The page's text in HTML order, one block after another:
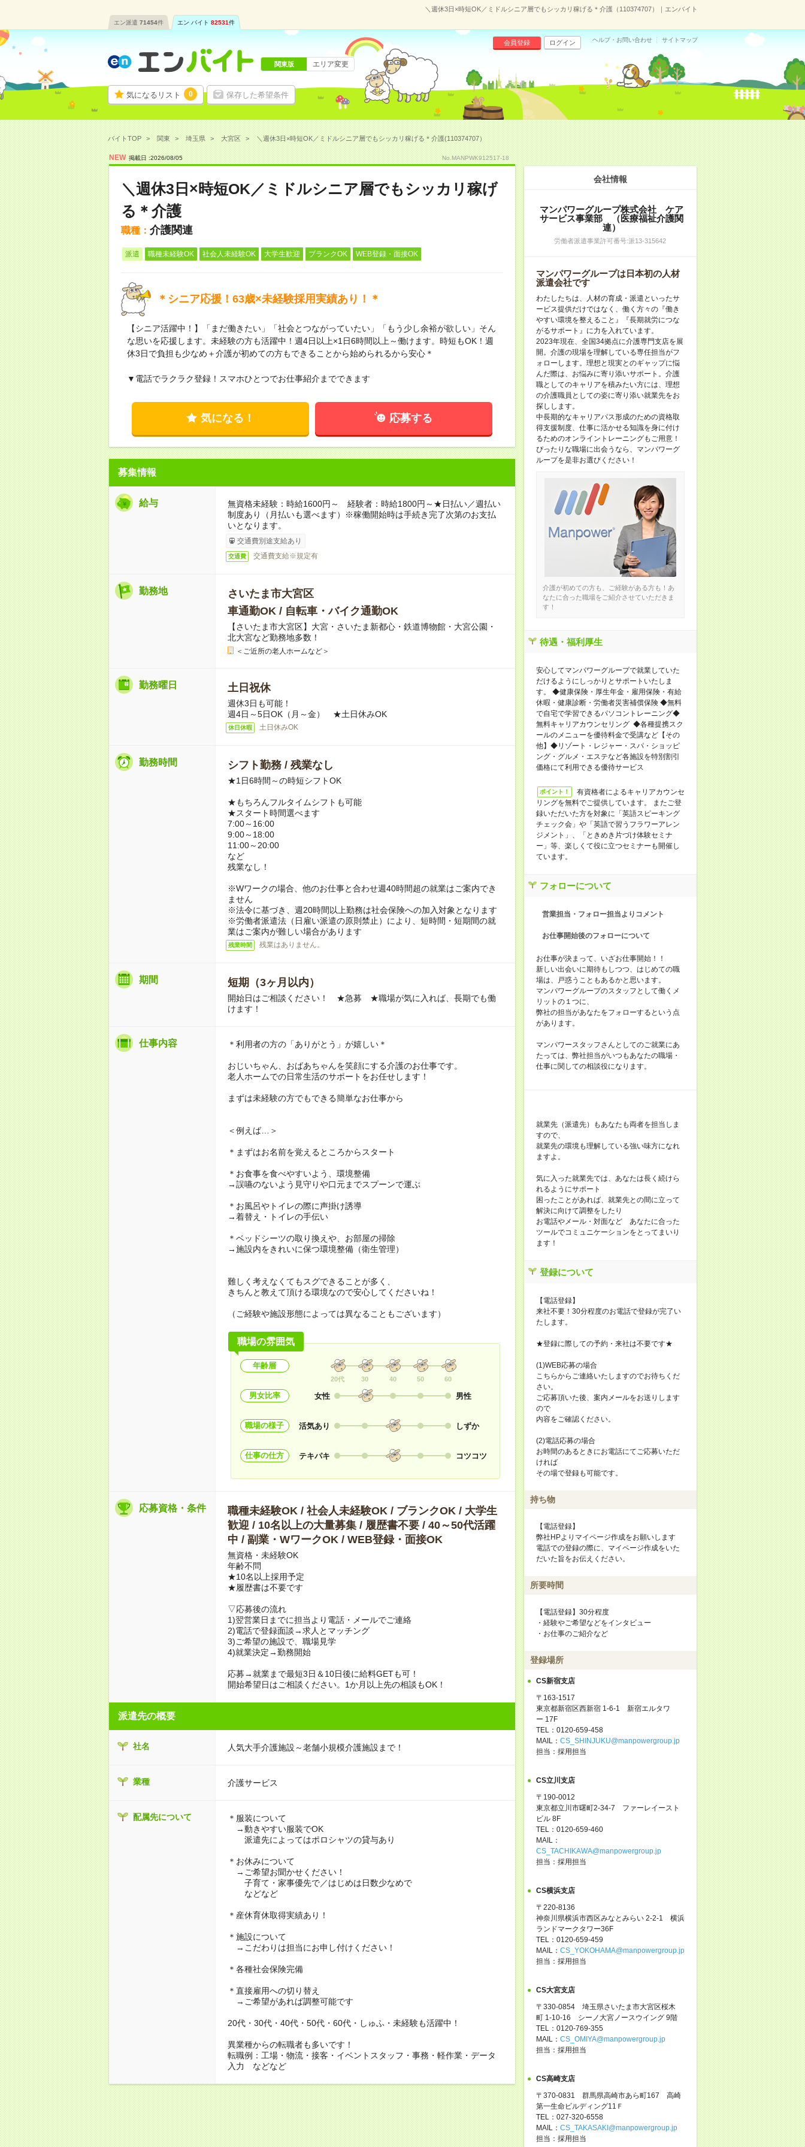
＼週休3日×時短OK／ミドルシニア層でもシッカリ稼げる＊介護（110374707）｜エンバイト
エン派遣 71454件 エン バイト 82531件
気になるリスト 0 保存した希望条件
会員登録 ログイン ヘルプ・お問い合わせ サイトマップ
関東版 エリア変更
バイトTOP 関東 埼玉県 大宮区 ＼週休3日×時短OK／ミドルシニア層でもシッカリ稼げる＊介護(110374707）
NEW 掲載日 :2026/08/05 No.MANPWK912517-18
＼週休3日×時短OK／ミドルシニア層でもシッカリ稼げ
る＊介護
職種： 介護関連
派遣 職種未経験OK 社会人未経験OK 大学生歓迎 ブランクOK WEB登録・面接OK
＊シニア応援！63歳×未経験採用実績あり！＊
【シニア活躍中！】「まだ働きたい」「社会とつながっていたい」「もう少し余裕が欲しい」そん
な思いを応援します。未経験の方も活躍中！週4日以上×1日6時間以上～働けます。時短もOK！週
休3日で負担も少なめ＋介護が初めての方もできることから始められるから安心＊
▼電話でラクラク登録！スマホひとつでお仕事紹介までできます
気になる！ 応募する
募集情報
給与
無資格未経験：時給1600円～ 経験者：時給1800円～★日払い／週払い
制度あり（月払いも選べます）※稼働開始時は手続き完了次第のお支払
いとなります。
交通費別途支給あり
交通費 交通費支給※規定有
勤務地
さいたま市大宮区
車通勤OK / 自転車・バイク通勤OK
【さいたま市大宮区】大宮・さいたま新都心・鉄道博物館・大宮公園・
北大宮など勤務地多数！
＜ご近所の老人ホームなど＞
勤務曜日 土日祝休
週休3日も可能！
週4日～5日OK（月～金） ★土日休みOK
休日休暇 土日休みOK
勤務時間 シフト勤務 / 残業なし
★1日6時間～の時短シフトOK
★もちろんフルタイムシフトも可能
★スタート時間選べます
7:00～16:00
9:00～18:00
11:00～20:00
など
残業なし！
※Wワークの場合、他のお仕事と合わせ週40時間超の就業はご案内でき
ません
※法令に基づき、週20時間以上勤務は社会保険への加入対象となります
※労働者派遣法（日雇い派遣の原則禁止）により、短時間・短期間の就
業はご案内が難しい場合があります
残業時間 残業はありません。
期間 短期（3ヶ月以内）
開始日はご相談ください！ ★急募 ★職場が気に入れば、長期でも働
けます！
仕事内容 ＊利用者の方の「ありがとう」が嬉しい＊
おじいちゃん、おばあちゃんを笑顔にする介護のお仕事です。
老人ホームでの日常生活のサポートをお任せします！
まずは未経験の方でもできる簡単なお仕事から
＜例えば…＞
＊まずはお名前を覚えるところからスタート
＊お食事を食べやすいよう、環境整備
→誤嚥のないよう見守りや口元までスプーンで運ぶ
＊お風呂やトイレの際に声掛け誘導
→着替え・トイレの手伝い
＊ベッドシーツの取り換えや、お部屋の掃除
→施設内をきれいに保つ環境整備（衛生管理）
難しく考えなくてもスグできることが多く、
きちんと教えて頂ける環境なので安心してくださいね！
（ご経験や施設形態によっては異なることもございます）
職場の雰囲気
年齢層
20代 30 40 50 60
男女比率 女性 男性
職場の様子 活気あり しずか
仕事の仕方 テキパキ コツコツ
応募資格・条件
職種未経験OK / 社会人未経験OK / ブランクOK / 大学生
歓迎 / 10名以上の大量募集 / 履歴書不要 / 40～50代活躍
中 / 副業・WワークOK / WEB登録・面接OK
無資格・未経験OK
年齢不問
★10名以上採用予定
★履歴書は不要です
▽応募後の流れ
1)翌営業日までに担当より電話・メールでご連絡
2)電話で登録面談→求人とマッチング
3)ご希望の施設で、職場見学
4)就業決定→勤務開始
応募→就業まで最短3日＆10日後に給料GETも可！
開始希望日はご相談ください。1か月以上先の相談もOK！
派遣先の概要
社名 人気大手介護施設～老舗小規模介護施設まで！
業種 介護サービス
配属先について
＊服装について
→動きやすい服装でOK
派遣先によってはポロシャツの貸与あり
＊お休みについて
→ご希望お聞かせください！
子育て・家事優先で／はじめは日数少なめで
などなど
＊産休育休取得実績あり！
＊施設について
→こだわりは担当にお申し付けください！
＊各種社会保険完備
＊直接雇用への切り替え
→ご希望があれば調整可能です
20代・30代・40代・50代・60代・しゅふ・未経験も活躍中！
異業種からの転職者も多いです！
転職例：工場・物流・接客・イベントスタッフ・事務・軽作業・データ
入力 などなど
会社情報
マンパワーグループ株式会社 ケア
サービス事業部 （医療福祉介護関
連）
労働者派遣事業許可番号:派13-315642
マンパワーグループは日本初の人材
派遣会社です
わたしたちは、人材の育成・派遣といったサ
ービス提供だけではなく、働く方々の『働き
やすい環境を整えること』『長期就労につな
がるサポート』に力を入れています。
2023年現在、全国34拠点に介護専門支店を展
開。介護の現場を理解している専任担当がフ
ォローします。理想と現実とのギャップに悩
んだ際は、お悩みに寄り添いサポート。介護
職としてのキャリアを積みたい方には、理想
の介護職員としての姿に寄り添い就業先をお
探しします。
中長期的なキャリアパス形成のための資格取
得支援制度、仕事に活かせる知識を身に付け
るためのオンライントレーニングもご用意！
ぴったりな職場に出会うなら、マンパワーグ
ループを是非お選びください！
介護が初めての方も、ご経験がある方も！あ
なたに合った職場をご紹介させていただきま
す！
待遇・福利厚生
安心してマンパワーグループで就業していた
だけるようにしっかりとサポートいたしま
す。 ◆健康保険・厚生年金・雇用保険・有給
休暇・健康診断・労働者災害補償保険 ◆無料
で自宅で学習できるパソコントレーニング◆
無料キャリアカウンセリング ◆各種提携スク
ールのメニューを優待料金で受講など【その
他】◆リゾート・レジャー・スパ・ショッピ
ング・グルメ・エステなど各施設を特別割引
価格にて利用できる優待サービス
ポイント！
有資格者によるキャリアカウンセ
リングを無料でご提供しています。 またご登
録いただいた方を対象に「英語スピーキング
チェック会」や「英語で習うフラワーアレン
ジメント」、「ときめき片づけ体験セミナ
ー」等、楽しくて役に立つセミナーも開催し
ています。
フォローについて
営業担当・フォロー担当よりコメント
お仕事開始後のフォローについて
お仕事が決まって、いざお仕事開始！！
新しい出会いに期待もしつつ、はじめての職
場は、戸惑うこともあるかと思います。
マンパワーグループのスタッフとして働くメ
リットの１つに、
弊社の担当があなたをフォローするという点
があります。
マンパワースタッフさんとしてのご就業にあ
たっては、弊社担当がいつもあなたの職場・
仕事に関しての相談役になります。
就業先（派遣先）もあなたも両者を担当しま
すので、
就業先の環境も理解している強い味方になれ
ますよ。
気に入った就業先では、あなたは長く続けら
れるようにサポート
困ったことがあれば、就業先との間に立って
解決に向けて調整をしたり
お電話やメール・対面など あなたに合った
ツールでコミュニケーションをとってまいり
ます！
登録について
【電話登録】
来社不要！30分程度のお電話で登録が完了い
たします。
★登録に際しての予約・来社は不要です★
(1)WEB応募の場合
こちらからご連絡いたしますのでお待ちくだ
さい。
ご応募頂いた後、案内メールをお送りします
ので
内容をご確認ください。
(2)電話応募の場合
お時間のあるときにお電話にてご応募いただ
ければ
その場で登録も可能です。
持ち物
【電話登録】
弊社HPよりマイページ作成をお願いします
電話での登録の際に、マイページ作成をいた
だいた旨をお伝えください。
所要時間
【電話登録】30分程度
・経験やご希望などをインタビュー
・お仕事のご紹介など
登録場所
CS新宿支店
〒163-1517
東京都新宿区西新宿 1-6-1 新宿エルタワ
ー 17F
TEL：0120-659-458
MAIL： CS_SHINJUKU@manpowergroup.jp
担当：採用担当
CS立川支店
〒190-0012
東京都立川市曙町2-34-7 ファーレイースト
ビル 8F
TEL：0120-659-460
MAIL：
CS_TACHIKAWA@manpowergroup.jp
担当：採用担当
CS横浜支店
〒220-8136
神奈川県横浜市西区みなとみらい 2-2-1 横浜
ランドマークタワー36F
TEL：0120-659-459
MAIL： CS_YOKOHAMA@manpowergroup.jp
担当：採用担当
CS大宮支店
〒330-0854 埼玉県さいたま市大宮区桜木
町 1-10-16 シーノ大宮ノースウイング 9階
TEL：0120-769-355
MAIL： CS_OMIYA@manpowergroup.jp
担当：採用担当
CS高崎支店
〒370-0831 群馬県高崎市あら町167 高崎
第一生命ビルディング11Ｆ
TEL：027-320-6558
MAIL： CS_TAKASAKI@manpowergroup.jp
担当：採用担当